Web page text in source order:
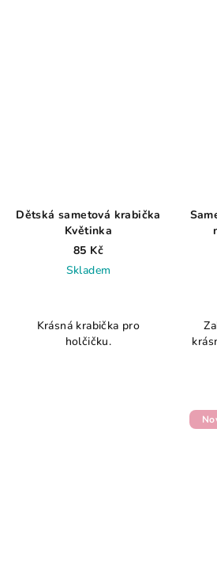
Dětská sametová krabička
Květinka
85 Kč
Skladem
produktu
je
Krásná krabička pro
holčičku.